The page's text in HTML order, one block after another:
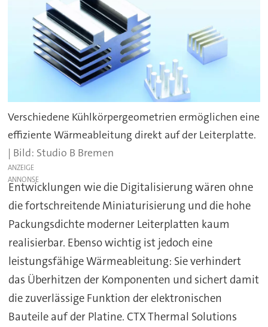
Verschiedene Kühlkörpergeometrien ermöglichen eine
effiziente Wärmeableitung direkt auf der Leiterplatte.
Studio B Bremen
ANZEIGE
Entwicklungen wie die Digitalisierung wären ohne
die fortschreitende Miniaturisierung und die hohe
Packungsdichte moderner Leiterplatten kaum
realisierbar. Ebenso wichtig ist jedoch eine
leistungsfähige Wärmeableitung: Sie verhindert
das Überhitzen der Komponenten und sichert damit
die zuverlässige Funktion der elektronischen
Bauteile auf der Platine. CTX Thermal Solutions